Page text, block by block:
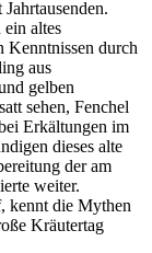
altes
Kenntnissen durch
aus
gelben
sehen, Fenchel
Erkältungen im
dieses alte
der am
weiter.
kennt die Mythen
Kräutertag